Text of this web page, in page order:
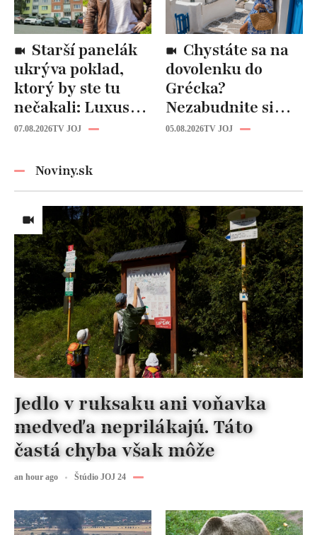
ukrýva poklad,
ktorý by ste tu
nečakali: Luxusná
kuchyňa aj
novostavby!
07.08.2026TV JOJ
dovolenku do
Grécka?
Nezabudnite si
odtiaľ uloviť tieto
05.08.2026TV JOJ
Noviny.sk
Jedlo v ruksaku ani voňavka
medveďa neprilákajú. Táto
častá chyba však môže
an hour ago Štúdio JOJ 24